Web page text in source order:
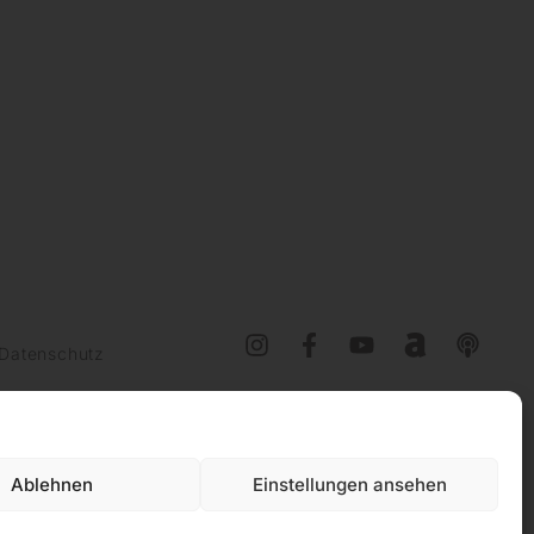
Ablehnen Einstellungen ansehen
Datenschutz